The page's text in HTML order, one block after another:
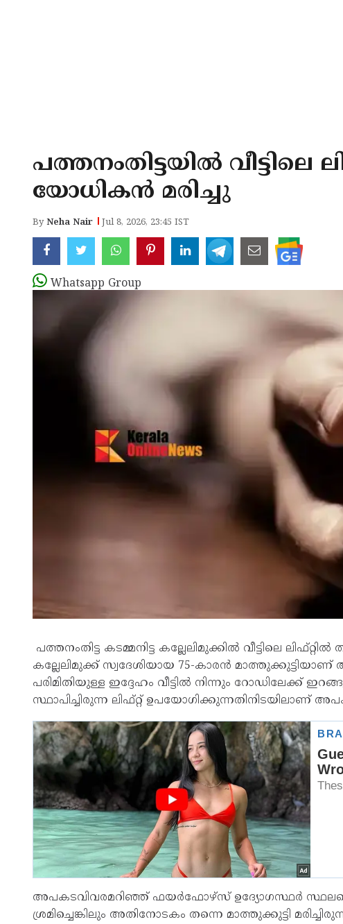
പത്തനംതിട്ടയിൽ
യോധികൻ മരിച്ചു
ByNeha Nair Jul 8, 2026, 23:45 IST
Whatsapp Group
പത്തനംതിട്ട കടമ്മനിട്ട കല്ലേലിമുക്കിൽ വീട്ടിലെ
കല്ലേലിമുക്ക് സ്വദേശിയായ 75-കാരൻ മാത്തുക്കുട്ടിയാണ്
പരിമിതിയുള്ള ഇദ്ദേഹം വീട്ടിൽ നിന്നും റോഡിലേക്ക്
സ്ഥാപിച്ചിരുന്ന ലിഫ്റ്റ് ഉപയോഗിക്കുന്നതിനിടയിലാണ്
അപകടവിവരമറിഞ്ഞ് ഫയർഫോഴ്സ് ഉദ്യോഗസ്ഥർ
ശ്രമിച്ചെങ്കിലും അതിനോടകം തന്നെ മാത്തുക്കുട്ടി